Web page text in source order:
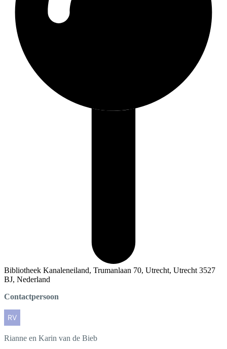
Bibliotheek Kanaleneiland, Trumanlaan 70, Utrecht, Utrecht 3527
BJ, Nederland
Contactpersoon
Rianne en Karin van de Bieb